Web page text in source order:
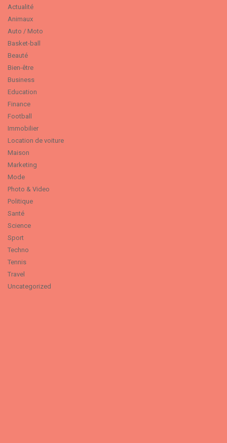
Actualité
Animaux
Auto / Moto
Basket-ball
Beauté
Bien-être
Business
Education
Finance
Football
Immobilier
Location de voiture
Maison
Marketing
Mode
Photo & Video
Politique
Santé
Science
Sport
Techno
Tennis
Travel
Uncategorized